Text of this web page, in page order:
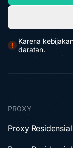
Karena
daratan.
PROXY
Proxy Residensial